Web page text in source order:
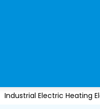
Industrial Electric Heating